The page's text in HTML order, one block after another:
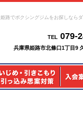
姫路でボクシングジムをお探しなら
TEL 079-
兵庫県姫路市北條口1丁目9